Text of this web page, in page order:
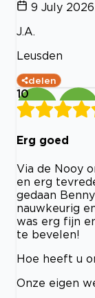
9 July 2026
J.A.
Leusden
delen
10
Erg goed
Via de Nooy
en erg
gedaan
nauwkeurig
was erg fijn
te bevelen!
Hoe heeft u
Onze eigen